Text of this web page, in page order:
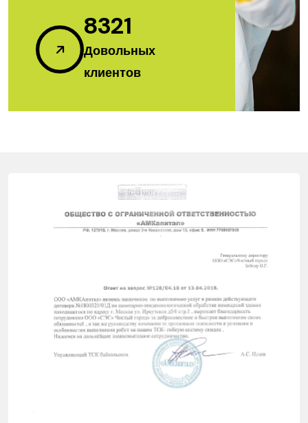
8321
Довольных
клиентов